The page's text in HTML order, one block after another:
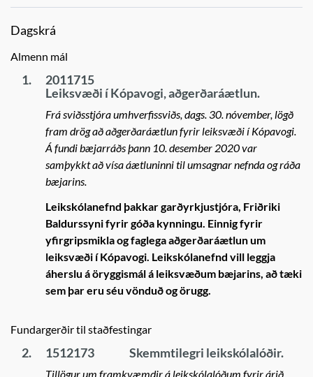
Dagskrá
Almenn mál
1.
2011715
Leiksvæði í Kópavogi, aðgerðaráætlun.
Frá sviðsstjóra umhverfissviðs, dags. 30. nóvember, lögð
fram drög að aðgerðaráætlun fyrir leiksvæði í Kópavogi.
Á fundi bæjarráðs þann 10. desember 2020 var
samþykkt að vísa áætluninni til umsagnar nefnda og ráða
bæjarins.
Leikskólanefnd þakkar garðyrkjustjóra, Friðriki
Baldurssyni fyrir góða kynningu. Einnig fyrir
yfirgripsmikla og faglega aðgerðaráætlun um
leiksvæði í Kópavogi. Leikskólanefnd vill leggja
áherslu á öryggismál á leiksvæðum bæjarins, að tæki
sem þar eru séu vönduð og örugg.
Fundargerðir til staðfestingar
2. 1512173 Skemmtilegri leikskólalóðir.
Tillögur um framkvæmdir á leikskólalóðum fyrir árið